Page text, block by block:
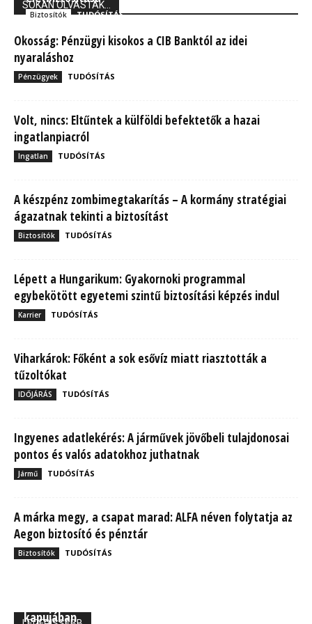
SOKAN OLVASTÁK...
Biztosítók TUDÓSÍTÁS
Okosság: Pénzügyi kisokos a CIB Banktól az idei
nyaraláshoz
Pénzügyek TUDÓSÍTÁS
Volt, nincs: Eltűntek a külföldi befektetők a hazai
ingatlanpiacról
Ingatlan TUDÓSÍTÁS
A készpénz zombimegtakarítás – A kormány stratégiai
ágazatnak tekinti a biztosítást
Biztosítók TUDÓSÍTÁS
Lépett a Hungarikum: Gyakornoki programmal
egybekötött egyetemi szintű biztosítási képzés indul
Karrier TUDÓSÍTÁS
Viharkárok: Főként a sok esővíz miatt riasztották a
tűzoltókat
IDŐJÁRÁS TUDÓSÍTÁS
Ingyenes adatlekérés: A járművek jövőbeli tulajdonosai
pontos és valós adatokhoz juthatnak
Jármű TUDÓSÍTÁS
A márka megy, a csapat marad: ALFA néven folytatja az
Aegon biztosító és pénztár
Biztosítók TUDÓSÍTÁS
kapujában